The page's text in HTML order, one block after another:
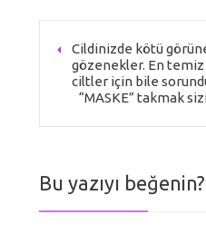
Cildinizde kötü
gözenekler. En
ciltler için bile
“MASKE” takmak
Bu yazıyı beğenin?